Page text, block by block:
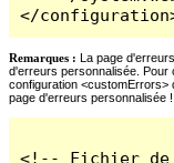
</
Remarques : La page
d'erreurs personnalisée. Pour
configuration <customErrors>
page d'erreurs personnalisée !
<!-- Fichier de